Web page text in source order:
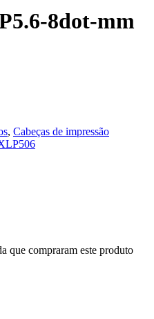
8dot-mm
, Cabeças de impressão
que compraram este produto